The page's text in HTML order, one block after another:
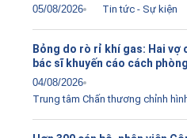
05/08/2026 Tin tức - Sự kiện
Bỏng do rò rỉ khí gas: Hai vợ
bác sĩ khuyến cáo cách
04/08/2026
Trung tâm Chấn thương chỉnh